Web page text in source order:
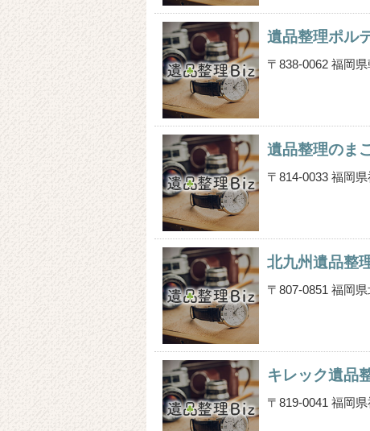
遺品整理ポル
〒838-0062 福岡
遺品整理のま
〒814-0033 福岡
北九州遺品整
〒807-0851 福岡
キレック遺品
〒819-0041 福岡